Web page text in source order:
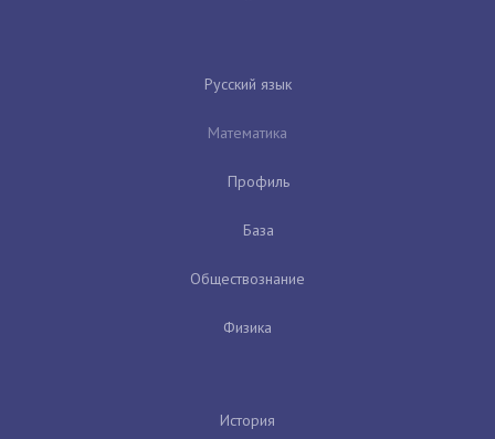
Русский язык
Математика
Профиль
База
Обществознание
Физика
История